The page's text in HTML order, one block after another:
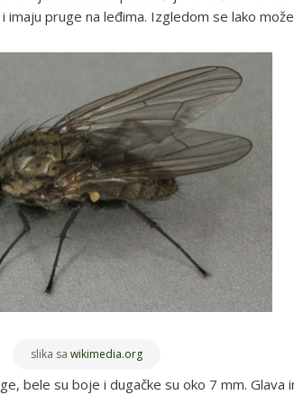
imaju pruge na leđima. Izgledom se lako
slika sa wikimedia.org
bele su boje i dugačke su oko 7 mm. Glava